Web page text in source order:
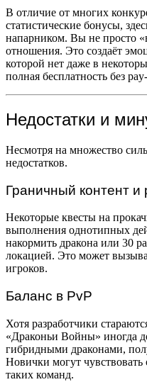
В отличие от многих
статистические бонусы,
напарником. Вы не просто
отношения. Это создаёт
которой нет даже в
полная бесплатность без
Недостатки и
Несмотря на множество
недостатков.
Граничный контент
Некоторые квесты на
выполнения однотипных
накормить дракона или 30
локацией. Это может
игроков.
Баланс в PvP
Хотя разработчики
«Драконьи Войны» иногда
гибридными драконами,
Новички могут
таких команд.